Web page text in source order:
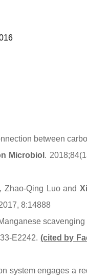
between
Microbiol .
Zhao-Qing Luo and
8:14888
E2242. (cited by
system engages a